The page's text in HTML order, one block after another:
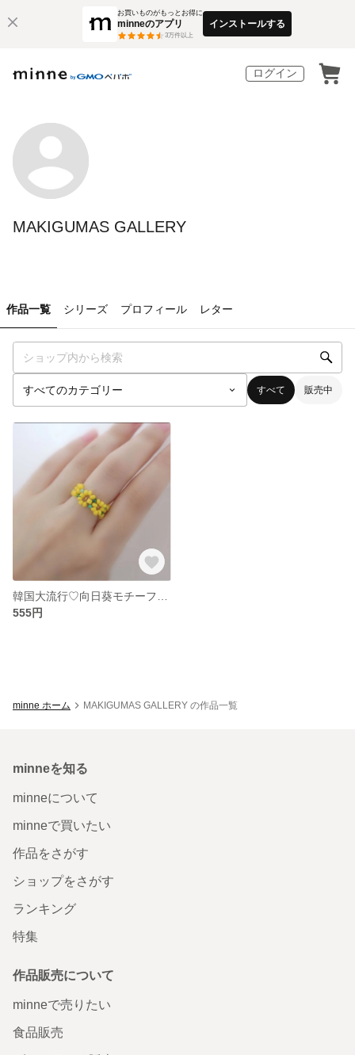
お買いものがもっとお得に
minneのアプリ
3万件以上
インストールする
ログイン
MAKIGUMAS GALLERY
作品一覧 シリーズ プロフィール レター
すべて 販売中
555円
minne ホーム MAKIGUMAS GALLERY の作品一覧
minneを知る
minneについて
minneで買いたい
作品をさがす
ショップをさがす
ランキング
特集
作品販売について
minneで売りたい
食品販売